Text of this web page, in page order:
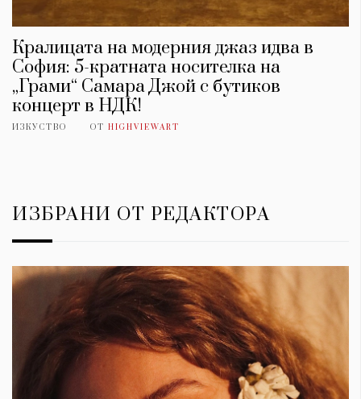
Кралицата на модерния джаз идва в
София: 5-кратната носителка на
„Грами“ Самара Джой с бутиков
концерт в НДК!
ИЗКУСТВО ОТ HIGHVIEWART
ИЗБРАНИ ОТ РЕДАКТОРА